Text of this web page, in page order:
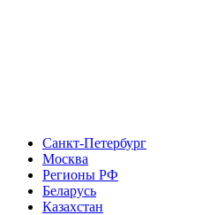
Санкт-Петербург
Москва
Регионы РФ
Беларусь
Казахстан